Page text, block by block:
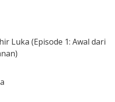
Luka (Episode 1: Awal dari